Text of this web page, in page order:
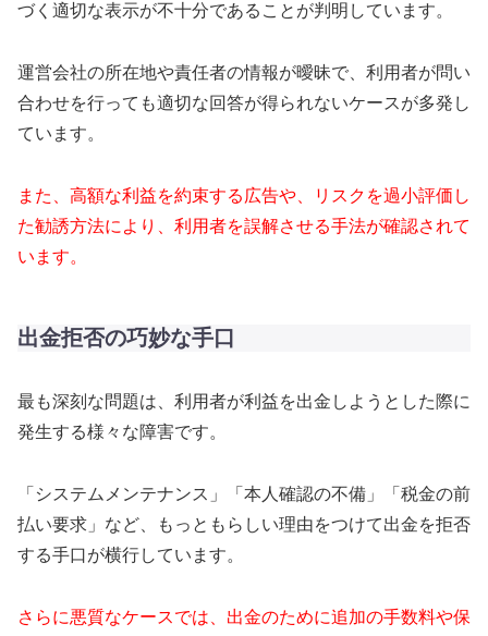
づく適切な表示が不十分であることが判明しています。
運営会社の所在地や責任者の情報が曖昧で、利用者が問い
合わせを行っても適切な回答が得られないケースが多発し
ています。
また、高額な利益を約束する広告や、リスクを過小評価し
た勧誘方法により、利用者を誤解させる手法が確認されて
います。
出金拒否の巧妙な手口
最も深刻な問題は、利用者が利益を出金しようとした際に
発生する様々な障害です。
「システムメンテナンス」「本人確認の不備」「税金の前
払い要求」など、もっともらしい理由をつけて出金を拒否
する手口が横行しています。
さらに悪質なケースでは、出金のために追加の手数料や保